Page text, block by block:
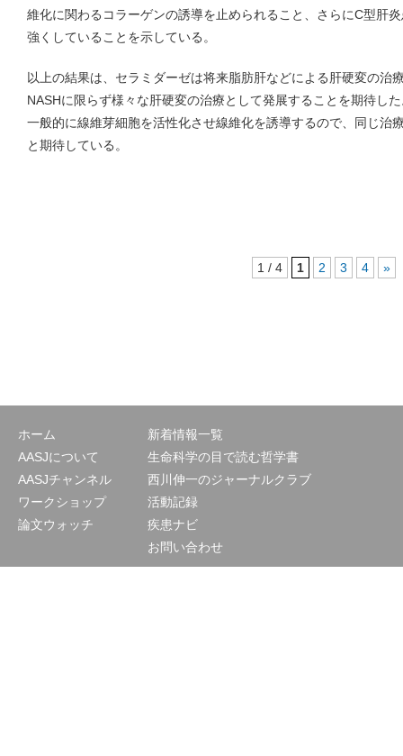
維化に関わるコラーゲンの誘導を止められること、さらにC型肝
強くしていることを示している。
以上の結果は、セラミダーゼは将来脂肪肝などによる肝硬変の治
NASHに限らず様々な肝硬変の治療として発展することを期待し
一般的に線維芽細胞を活性化させ線維化を誘導するので、同じ治
と期待している。
1 / 4 1 2 3 4 »
ホーム
AASJについて
AASJチャンネル
ワークショップ
論文ウォッチ
新着情報一覧
生命科学の目で読む哲学書
西川伸一のジャーナルクラブ
活動記録
疾患ナビ
お問い合わせ